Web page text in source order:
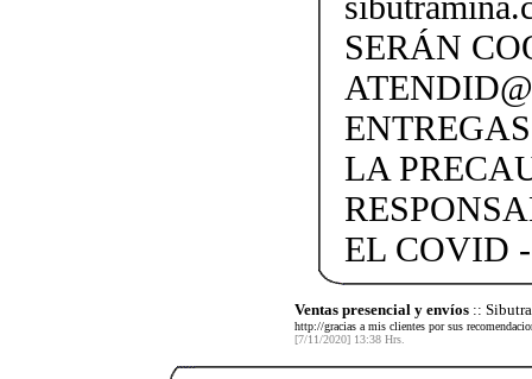
SERÁN
LA
EL COVID
Ventas presencial y envíos ::
http://gracias a mis clientes por sus
[7/11/2020] 13:38 Hrs.